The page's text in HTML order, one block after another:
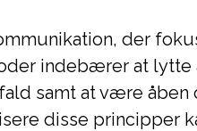
der
indebærer at lytte
samt at være åben
disse principper